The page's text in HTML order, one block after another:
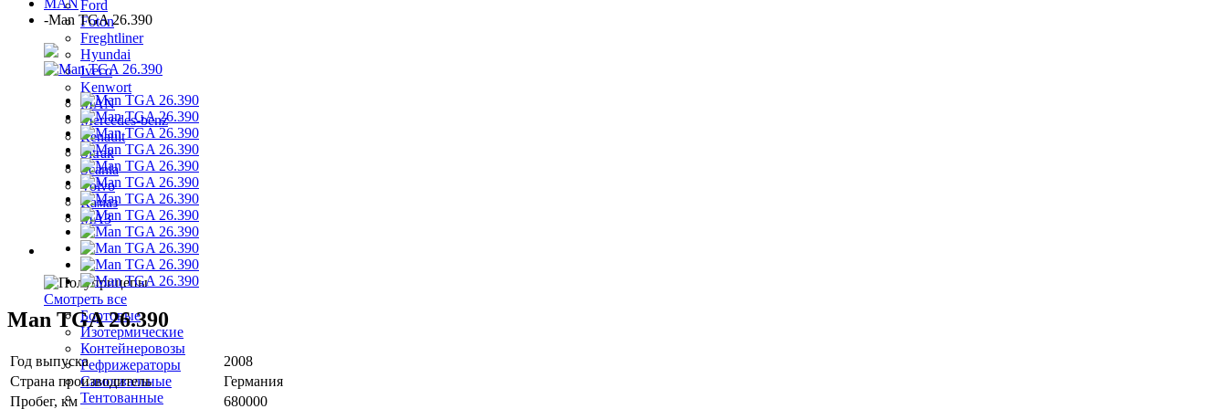
Ford
Foton
Freghtliner
Hyundai
Iveco
Kenwort
MAN
Mercedes-benz
Renault
Sitrak
Scania
Volvo
Камаз
МАЗ
Полуприцепы
Смотреть все
Бортовые
Изотермические
Контейнеровозы
Рефрижераторы
Самосвальные
Тентованные
MAN
-Man TGA 26.390
Man TGA 26.390
Год выпуска
2008
Страна производитель
Германия
Пробег, км
680000